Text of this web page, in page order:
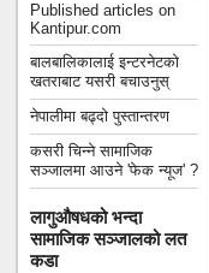
Published articles on
Kantipur.com
बालबालिकालाई इन्टरनेटको
खतराबाट यसरी बचाउनुस्
नेपालीमा बढ्दो पुस्तान्तरण
कसरी चिन्ने सामाजिक
सञ्जालमा आउने 'फेक न्यूज' ?
लागुऔषधको भन्दा
सामाजिक सञ्जालको लत
कडा